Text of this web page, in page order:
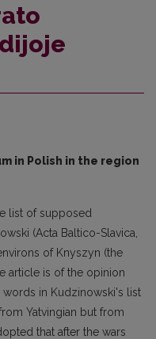
in Polish in the region
list of supposed
(Acta Baltico-Slavica,
of Knyszyn (the
article is of the opinion
in Kudzinowski's list
Yatvingian but from
that after the wars